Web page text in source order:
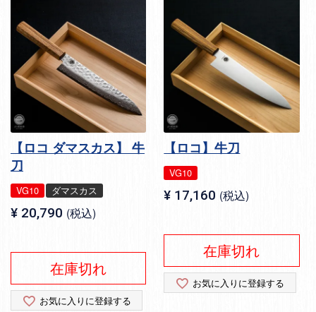
【ロコ ダマスカス】 牛
刀
VG10 ダマスカス
¥ 20,790 税込
在庫切れ
お気に入りに登録する
【ロコ】牛刀
VG10
¥ 17,160 税込
在庫切れ
お気に入りに登録する